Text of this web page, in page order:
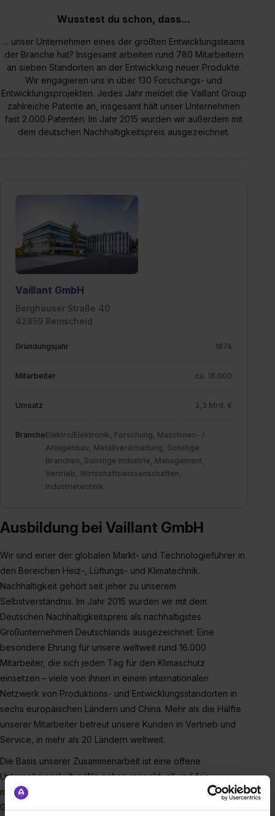
Wusstest du schon, dass...
... unser Unternehmen eines der größten Entwicklungsteams
der Branche hat? Insgesamt arbeiten rund 780 Mitarbeitern
an sieben Standorten an der Entwicklung neuer Produkte.
Wir engagieren uns in über 130 Forschungs- und
Entwicklungsprojekten. Jedes Jahr meldet die Vaillant Group
zahlreiche Patente an, insgesamt hält unser Unternehmen
fast 2.000 Patenten. Im Jahr 2015 wurden wir außerdem mit
dem deutschen Nachhaltigkeitspreis ausgezeichnet.
Vaillant GmbH
Berghauser Straße 40
42859 Remscheid
Gründungsjahr 1874
Mitarbeiter ca. 16.000
Umsatz 3,3 Mrd. €
BrancheElektro/Elektronik, Forschung, Maschinen- /
Anlagenbau, Metallverarbeitung, Sonstige
Branchen, Sonstige Industrie, Management,
Vertrieb, Wirtschaftswissenschaften,
Industrietechnik
Ausbildung bei Vaillant GmbH
Wir sind einer der globalen Markt- und Technologieführer in
den Bereichen Heiz-, Lüftungs- und Klimatechnik.
Nachhaltigkeit gehört seit jeher zu unserem
Selbstverständnis. Im Jahr 2015 wurden wir mit dem
Deutschen Nachhaltigkeitspreis als nachhaltigstes
Großunternehmen Deutschlands ausgezeichnet. Eine
besondere Ehrung für unsere weltweit rund 16.000
Mitarbeiter, die sich jeden Tag für den Klimaschutz
einsetzen – viele von ihnen in einem internationalen
Netzwerk von Produktions- und Entwicklungsstandorten in
sechs europäischen Ländern und China. Mehr als die Hälfte
unserer Mitarbeiter betreut unsere Kunden in Vertrieb und
Service, in mehr als 20 Ländern weltweit.
Die Basis unserer Zusammenarbeit ist eine offene
Unternehmenskultur. Wir gehen respektvoll und fair
miteinander um und unterstützen uns gegenseitig. Als starke
Gemeinschaft, auf der Grundlage unserer Werte: